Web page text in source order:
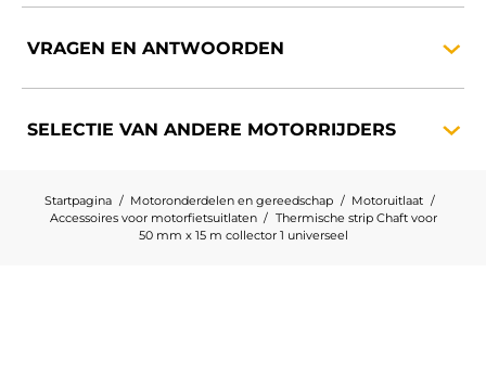
VRAGEN EN ANTWOORDEN
SELECTIE VAN ANDERE MOTORRIJDERS
Startpagina Motoronderdelen en gereedschap
Motoruitlaat
Accessoires voor motorfietsuitlaten
Thermische strip Chaft voor
50 mm x 15 m collector 1 universeel